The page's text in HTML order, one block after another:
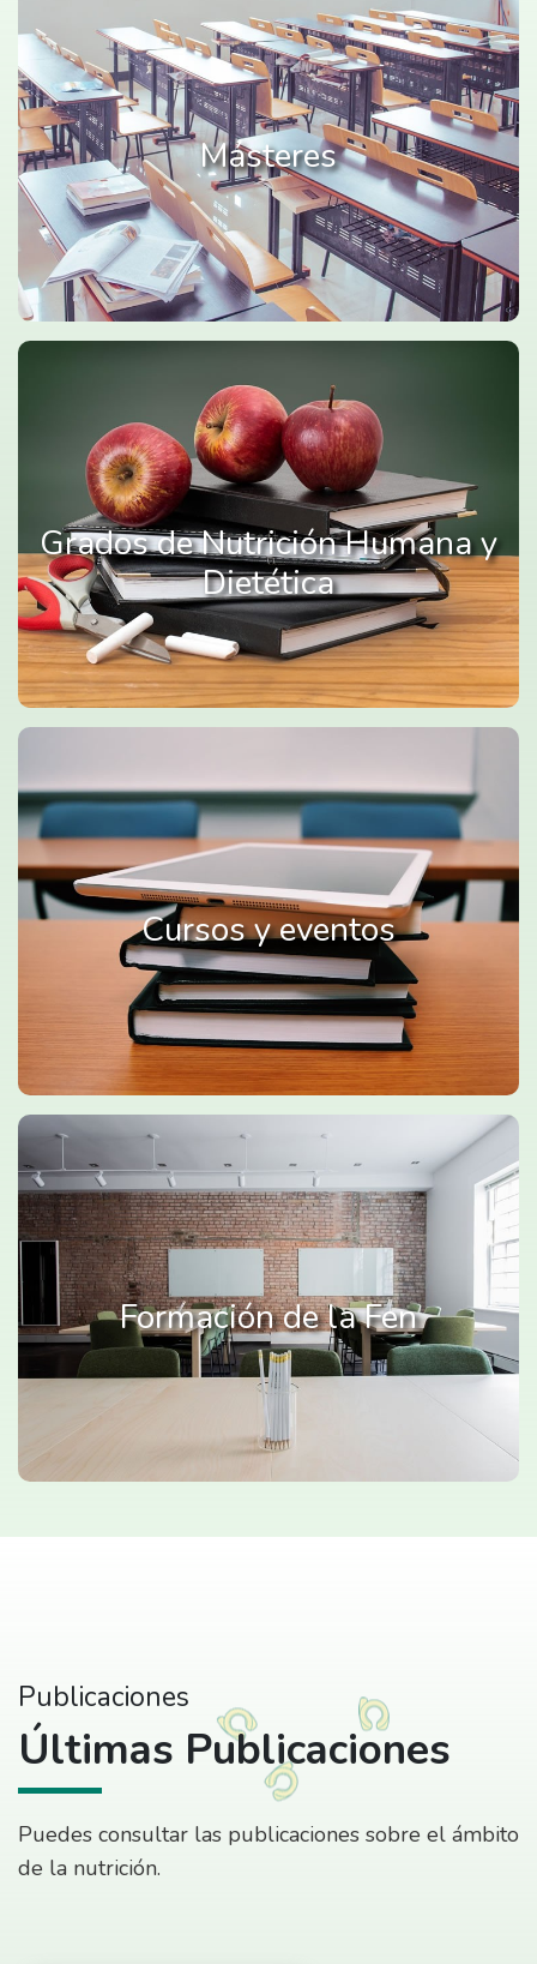
Másteres
Grados de Nutrición Humana y
Dietética
Cursos y eventos
Formación de la Fen
Publicaciones
Últimas Publicaciones
Puedes consultar las publicaciones sobre el ámbito
de la nutrición.